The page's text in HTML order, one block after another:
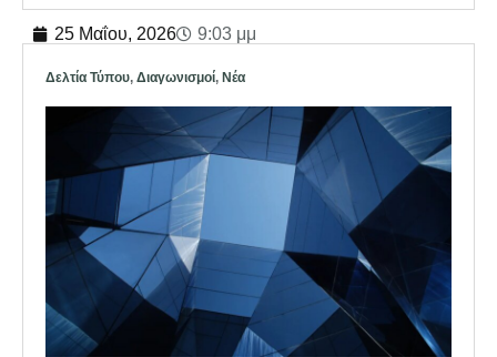
25 Μαΐου, 2026 9:03 μμ
Δελτία Τύπου, Διαγωνισμοί, Νέα